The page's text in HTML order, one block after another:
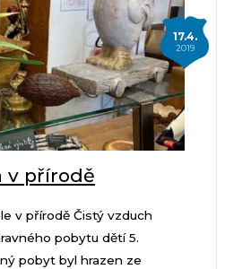
17.4.
2019
v přírodě
v přírodě Čistý vzduch
pobytu dětí 5.
pobyt byl hrazen ze